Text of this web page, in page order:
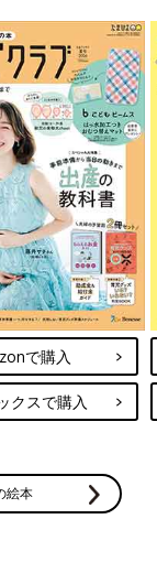
で購入
クスで購入
絵本